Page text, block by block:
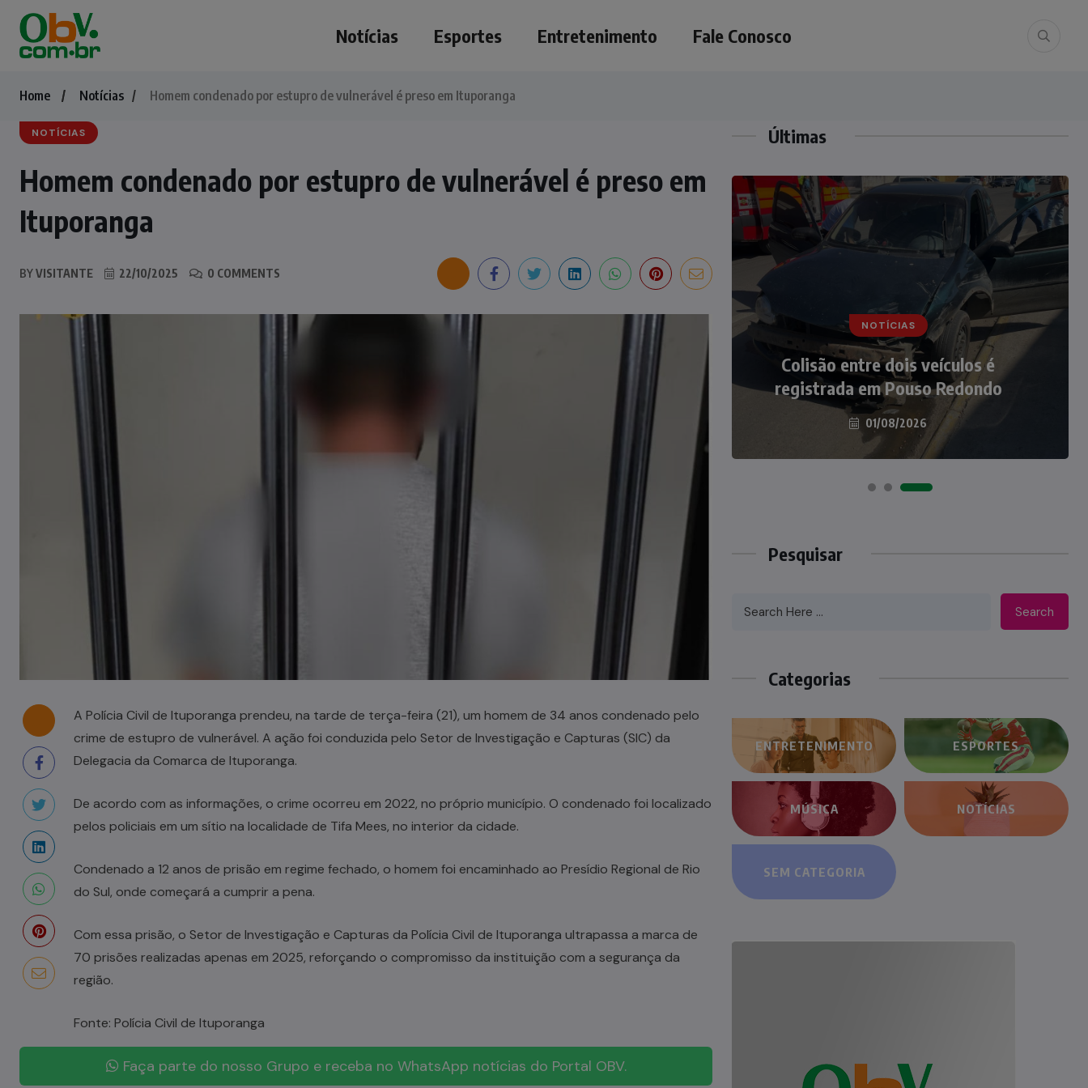
Notícias Esportes Entretenimento Fale Conosco
Home Notícias Homem condenado por estupro de vulnerável é preso em Ituporanga
NOTÍCIAS
Homem condenado por estupro de vulnerável é preso em
Ituporanga
BYVISITANTE 22/10/2025 0 COMMENTS
A Polícia Civil de Ituporanga prendeu, na tarde de terça-feira (21), um homem de 34 anos condenado pelo
crime de estupro de vulnerável. A ação foi conduzida pelo Setor de Investigação e Capturas (SIC) da
Delegacia da Comarca de Ituporanga.
De acordo com as informações, o crime ocorreu em 2022, no próprio município. O condenado foi localizado
pelos policiais em um sítio na localidade de Tifa Mees, no interior da cidade.
Condenado a 12 anos de prisão em regime fechado, o homem foi encaminhado ao Presídio Regional de Rio
do Sul, onde começará a cumprir a pena.
Com essa prisão, o Setor de Investigação e Capturas da Polícia Civil de Ituporanga ultrapassa a marca de
70 prisões realizadas apenas em 2025, reforçando o compromisso da instituição com a segurança da
região.
Fonte: Polícia Civil de Ituporanga
Faça parte do nosso Grupo e receba no WhatsApp notícias do Portal OBV.
Últimas
Tombamento de carreta é
registrado em Pouso Redondo
NOTÍCIAS
Colisão entre dois veículos é
registrada em Pouso Redondo
01/08/2026
NOTÍCIAS
Irmãos de 7 e 14 anos morrem
atropelados na BR-470 em Pouso
Redondo
04/08/2026
Pesquisar
Search
Categorias
ENTRETENIMENTO ESPORTES
MÚSICA NOTÍCIAS
SEM CATEGORIA